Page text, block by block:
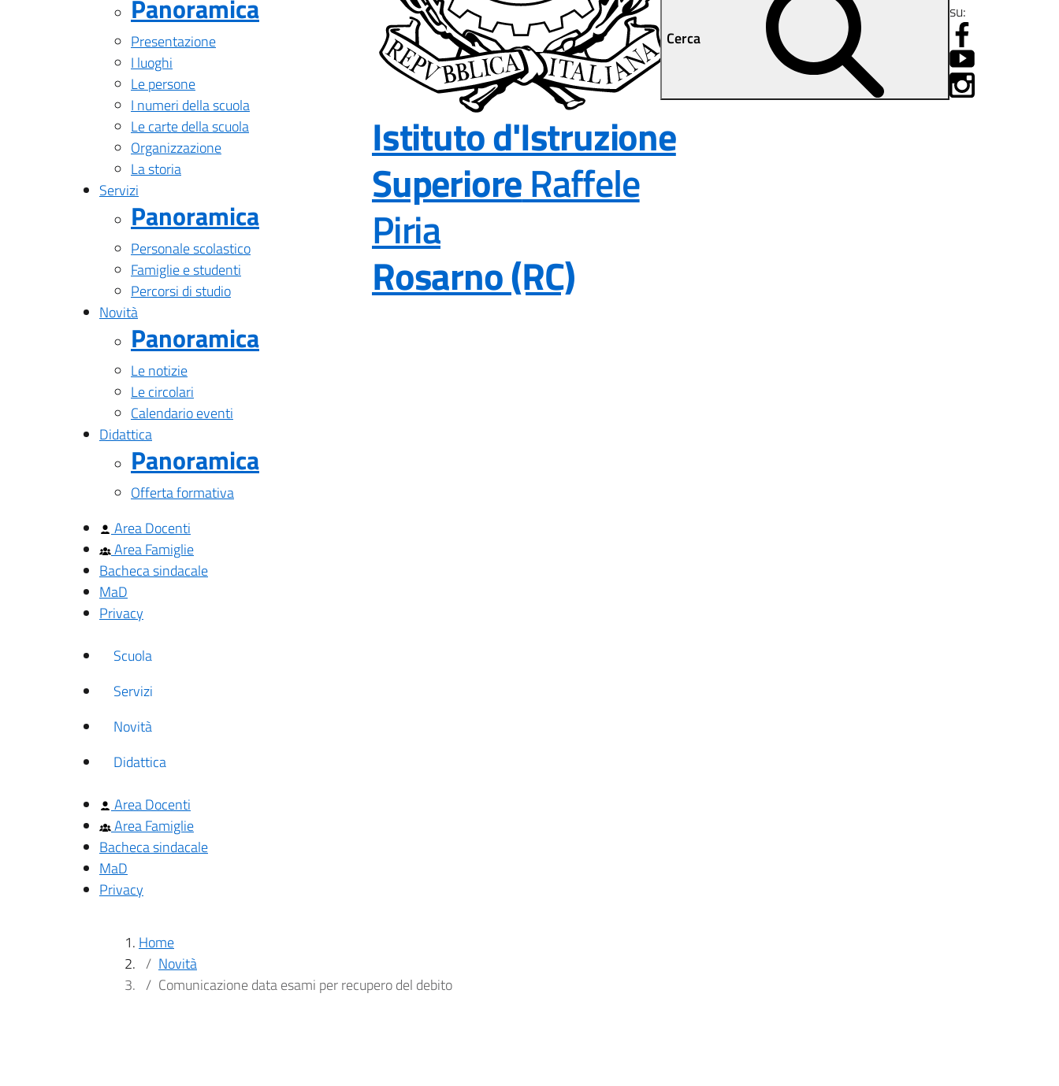
Panoramica
Presentazione
I luoghi
Le persone
I numeri della scuola
Le carte della scuola
Organizzazione
La storia
Servizi
Panoramica
Personale scolastico
Famiglie e studenti
Percorsi di studio
Novità
Panoramica
Le notizie
Le circolari
Calendario eventi
Didattica
Panoramica
Offerta formativa
Area Docenti
Area Famiglie
Bacheca sindacale
MaD
Privacy
Istituto d'Istruzione
SuperioreRaffele
Piria
Rosarno (RC)
Cerca
su:
Scuola
Servizi
Novità
Didattica
Area Docenti
Area Famiglie
Bacheca sindacale
MaD
Privacy
Home
Novità
Comunicazione data esami per recupero del debito